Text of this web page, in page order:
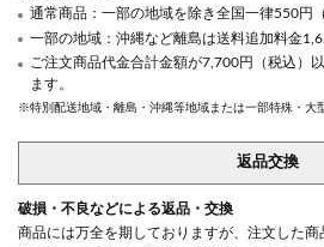
通常商品：一部の地域を除き全国一律550円
一部の地域：沖縄など離島は送料追加料金
ご注文商品代金合計金額が7,700円（税込）
ます。
※特別配送地域・離島・沖縄等地域または一部特殊・大
返品交換
破損・不良などによる返品・交換
商品には万全を期しておりますが、注文した